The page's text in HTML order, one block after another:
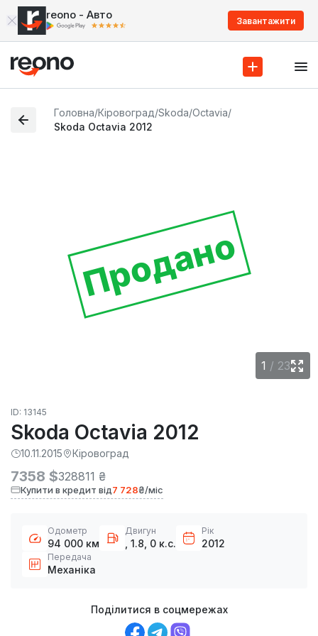
reono - Авто Завантажити
Головна/Кіровоград/Skoda/Octavia/
Skoda Octavia 2012
Продано
1 / 23
ID: 13145
Skoda Octavia 2012
10.11.2015 Кіровоград
7358 $328811 ₴
Купити в кредит від7 728₴/міс
Одометр
94 000 км
Двигун
, 1.8, 0 к.с.
Рік
2012
Передача
Механіка
Поділитися в соцмережах